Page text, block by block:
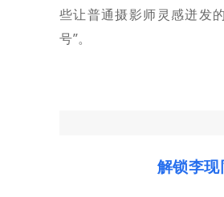
些让普通摄影师灵感迸发
号”。
解锁李